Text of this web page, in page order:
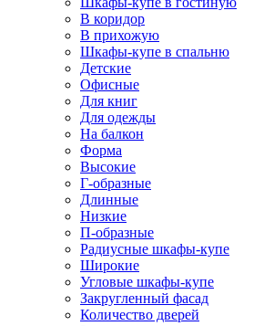
В коридор
В прихожую
Шкафы-купе в спальню
Детские
Офисные
Для книг
Для одежды
На балкон
Форма
Высокие
Г-образные
Длинные
Низкие
П-образные
Радиусные шкафы-купе
Широкие
Угловые шкафы-купе
Закругленный фасад
Количество дверей